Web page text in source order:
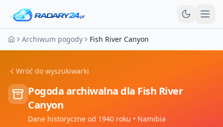
Strona główna
Archiwum pogody Fish River Canyon
Wróć do wyszukiwarki
Pogoda archiwalna dla Fish River
Canyon
Dane historyczne od 1940 roku • Namibia